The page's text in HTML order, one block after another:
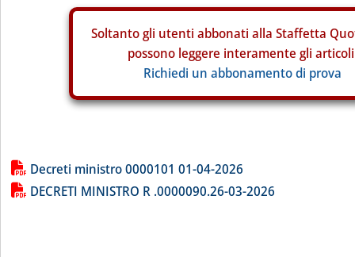
Soltanto gli utenti abbonati alla Staffetta
possono leggere interamente gli
Richiedi un abbonamento di prova
Lista allegati PDF alla notizia
Decreti ministro 0000101 01-04-2026
DECRETI MINISTRO R .0000090.26-03-2026